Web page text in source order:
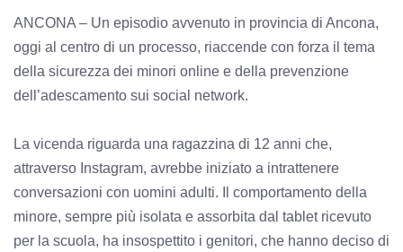
ANCONA – Un episodio avvenuto in provincia di Ancona,
oggi al centro di un processo, riaccende con forza il tema
della sicurezza dei minori online e della prevenzione
dell’adescamento sui social network.
La vicenda riguarda una ragazzina di 12 anni che,
attraverso Instagram, avrebbe iniziato a intrattenere
conversazioni con uomini adulti. Il comportamento della
minore, sempre più isolata e assorbita dal tablet ricevuto
per la scuola, ha insospettito i genitori, che hanno deciso di